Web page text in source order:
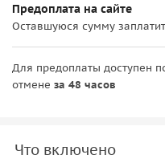
Предоплата на сайте
Оставшуюся сумму
Для предоплаты доступен
отмене за 48 часов
Что включено